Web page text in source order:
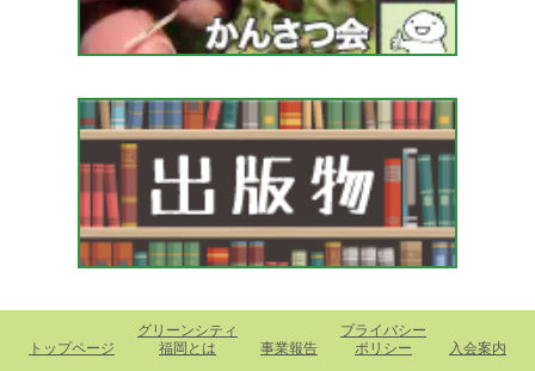
トップページ
グリーンシティ
福岡とは
事業報告
プライバシー
ポリシー
入会案内